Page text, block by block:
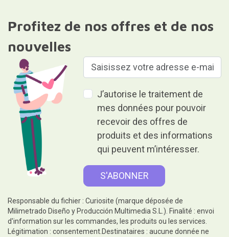
Profitez de nos offres et de nos
nouvelles
J’autorise le traitement de
mes données pour pouvoir
recevoir des offres de
produits et des informations
qui peuvent m’intéresser.
Responsable du fichier : Curiosite (marque déposée de
Milimetrado Diseño y Producción Multimedia S.L.). Finalité : envoi
d'information sur les commandes, les produits ou les services.
Légitimation : consentement.Destinataires : aucune donnée ne